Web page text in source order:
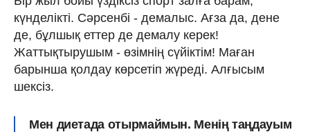
күнделікті. Сәрсенбі - демалыс. Ағза да, дене
де, бұлшық еттер де демалу керек!
Жаттықтырушым - өзімнің сүйіктім! Маған
барынша қолдау көрсетіп жүреді. Алғысым
шексіз.
Мен диетада отырмаймын. Менің таңдауым